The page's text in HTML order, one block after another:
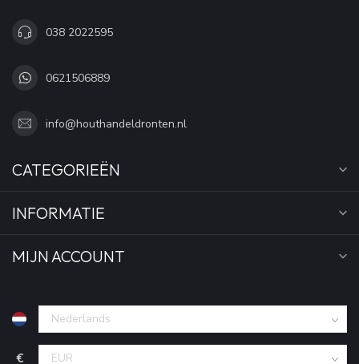
038 2022595
0621506889
info@houthandeldronten.nl
CATEGORIEËN
INFORMATIE
MIJN ACCOUNT
€